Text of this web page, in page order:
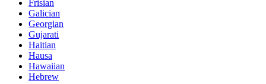
Frisian
Galician
Georgian
Gujarati
Haitian
Hausa
Hawaiian
Hebrew